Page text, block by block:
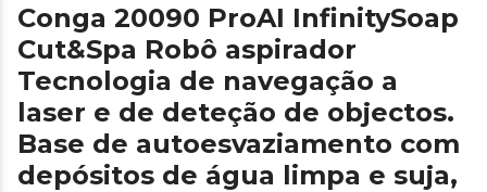
Conga 20090 ProAI InfinitySoap
Cut&Spa Robô aspirador
Tecnologia de navegação a
laser e de deteção de objectos.
Base de autoesvaziamento com
depósitos de água limpa e suja,